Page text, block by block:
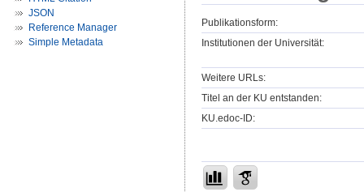
JSON
Reference Manager
Simple Metadata
Publikationsform:
Institutionen der Universität:
Weitere URLs:
Titel an der KU entstanden:
KU.edoc-ID: